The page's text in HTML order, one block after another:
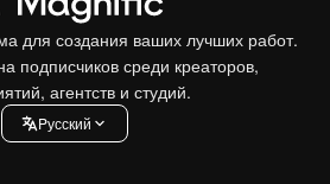
для создания ваших лучших работ.
подписчиков среди креаторов,
агентств и студий.
Pусский